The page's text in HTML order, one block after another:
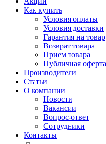
Как купить
Условия оплаты
Условия доставки
Гарантия на товар
Возврат товара
Прием товара
Публичная оферта
Производители
Статьи
О компании
Новости
Вакансии
Вопрос-ответ
Сотрудники
Контакты